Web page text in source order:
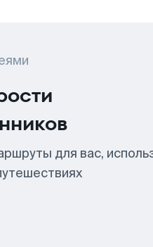
для вас,